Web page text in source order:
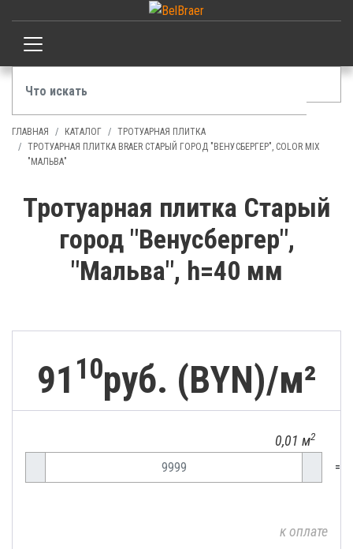
ГЛАВНАЯ КАТАЛОГ
ТРОТУАРНАЯ ПЛИТКА
ТРОТУАРНАЯ ПЛИТКА BRAER СТАРЫЙ ГОРОД "ВЕНУСБЕРГЕР", COLOR MIX
"МАЛЬВА"
Тротуарная плитка Старый
город "Венусбергер",
"Мальва", h=40 мм
91 10руб. (BYN)/м²
0,01 м2
=
к оплате